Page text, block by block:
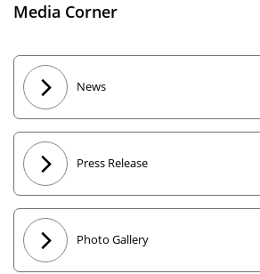
Media Corner
News
Press Release
Photo Gallery